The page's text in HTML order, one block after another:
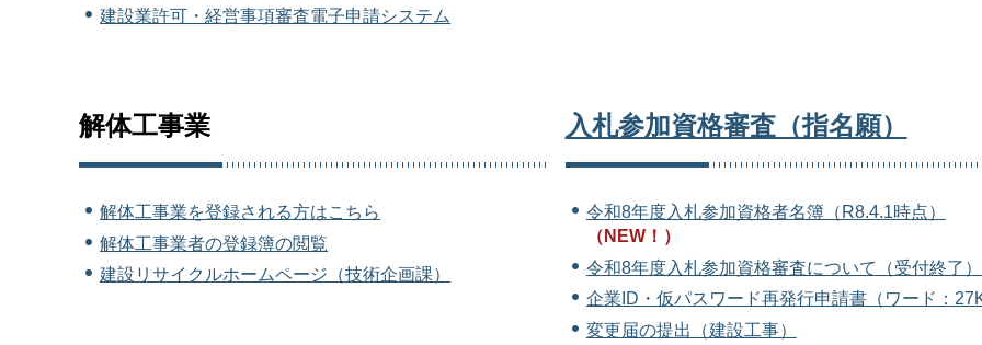
建設業許可・経営事項審査電子申請システム
解体工事業
解体工事業を登録される方はこちら
解体工事業者の登録簿の閲覧
建設リサイクルホームページ（技術企画課）
入札参加資格審査（指名願）
令和8年度入札参加資格者名簿（R8.4.1時点）
（NEW！）
令和8年度入札参加資格審査について（受付終了）
企業ID・仮パスワード再発行申請書（ワード：
変更届の提出（建設工事）